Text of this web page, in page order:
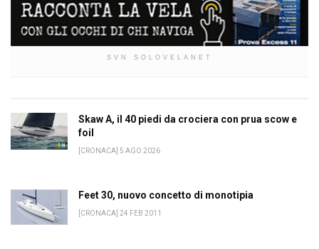
SVN SOLOVELANET
Skaw A, il 40 piedi da crociera con prua scow e
foil
[CRONACA] 5 AGO 2026
Feet 30, nuovo concetto di monotipia
[CRONACA] 24 FEB 2011